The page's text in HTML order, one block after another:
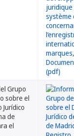
Grupo
sobre el
Jurídico
de
el